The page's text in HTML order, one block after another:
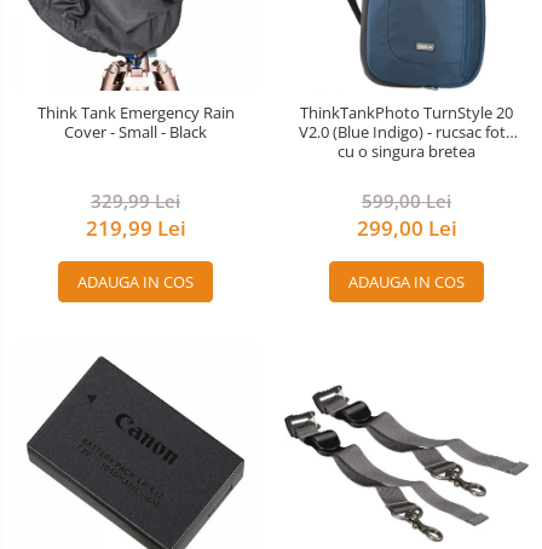
Think Tank Emergency Rain
Cover - Small - Black
329,99 Lei
219,99 Lei
ADAUGA IN COS
ThinkTankPhoto TurnStyle 20
V2.0 (Blue Indigo) - rucsac foto
cu o singura bretea
599,00 Lei
299,00 Lei
ADAUGA IN COS